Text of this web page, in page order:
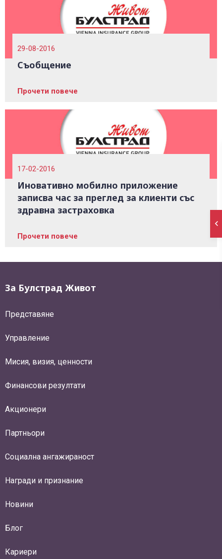
29-08-2016
Съобщение
Прочети повече
17-02-2016
Иновативно мобилно приложение
записва час за преглед за клиенти със
здравна застраховка
Прочети повече
За Булстрад Живот
Представяне
Управление
Мисия, визия, ценности
Финансови резултати
Акционери
Партньори
Социална ангажираност
Награди и признание
Новини
Блог
Кариери